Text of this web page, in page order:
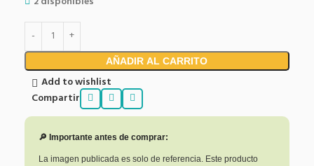
AÑADIR AL CARRITO
Add to wishlist
Compartir
🔎 Importante antes de comprar:
La imagen publicada es solo de referencia. Este producto